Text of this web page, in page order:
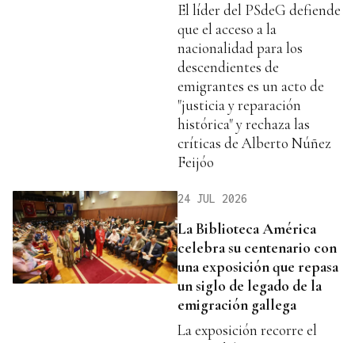
El líder del PSdeG defiende
que el acceso a la
nacionalidad para los
descendientes de
emigrantes es un acto de
"justicia y reparación
histórica" y rechaza las
críticas de Alberto Núñez
Feijóo
24 JUL 2026
La Biblioteca América
celebra su centenario con
una exposición que repasa
un siglo de legado de la
emigración gallega
La exposición recorre el